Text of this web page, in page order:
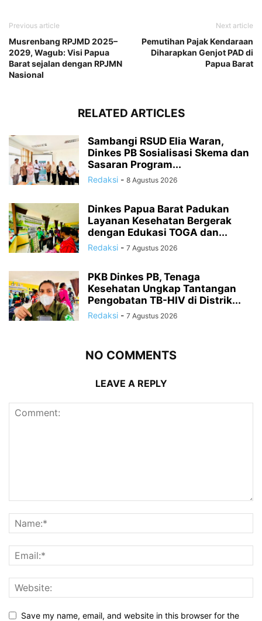
Previous article
Musrenbang RPJMD 2025–
2029, Wagub: Visi Papua
Barat sejalan dengan RPJMN
Nasional
Next article
Pemutihan Pajak Kendaraan
Diharapkan Genjot PAD di
Papua Barat
RELATED ARTICLES
Sambangi RSUD Elia Waran,
Dinkes PB Sosialisasi Skema dan
Sasaran Program...
Redaksi - 8 Agustus 2026
Dinkes Papua Barat Padukan
Layanan Kesehatan Bergerak
dengan Edukasi TOGA dan...
Redaksi - 7 Agustus 2026
PKB Dinkes PB, Tenaga
Kesehatan Ungkap Tantangan
Pengobatan TB-HIV di Distrik...
Redaksi - 7 Agustus 2026
NO COMMENTS
LEAVE A REPLY
Save my name, email, and website in this browser for the